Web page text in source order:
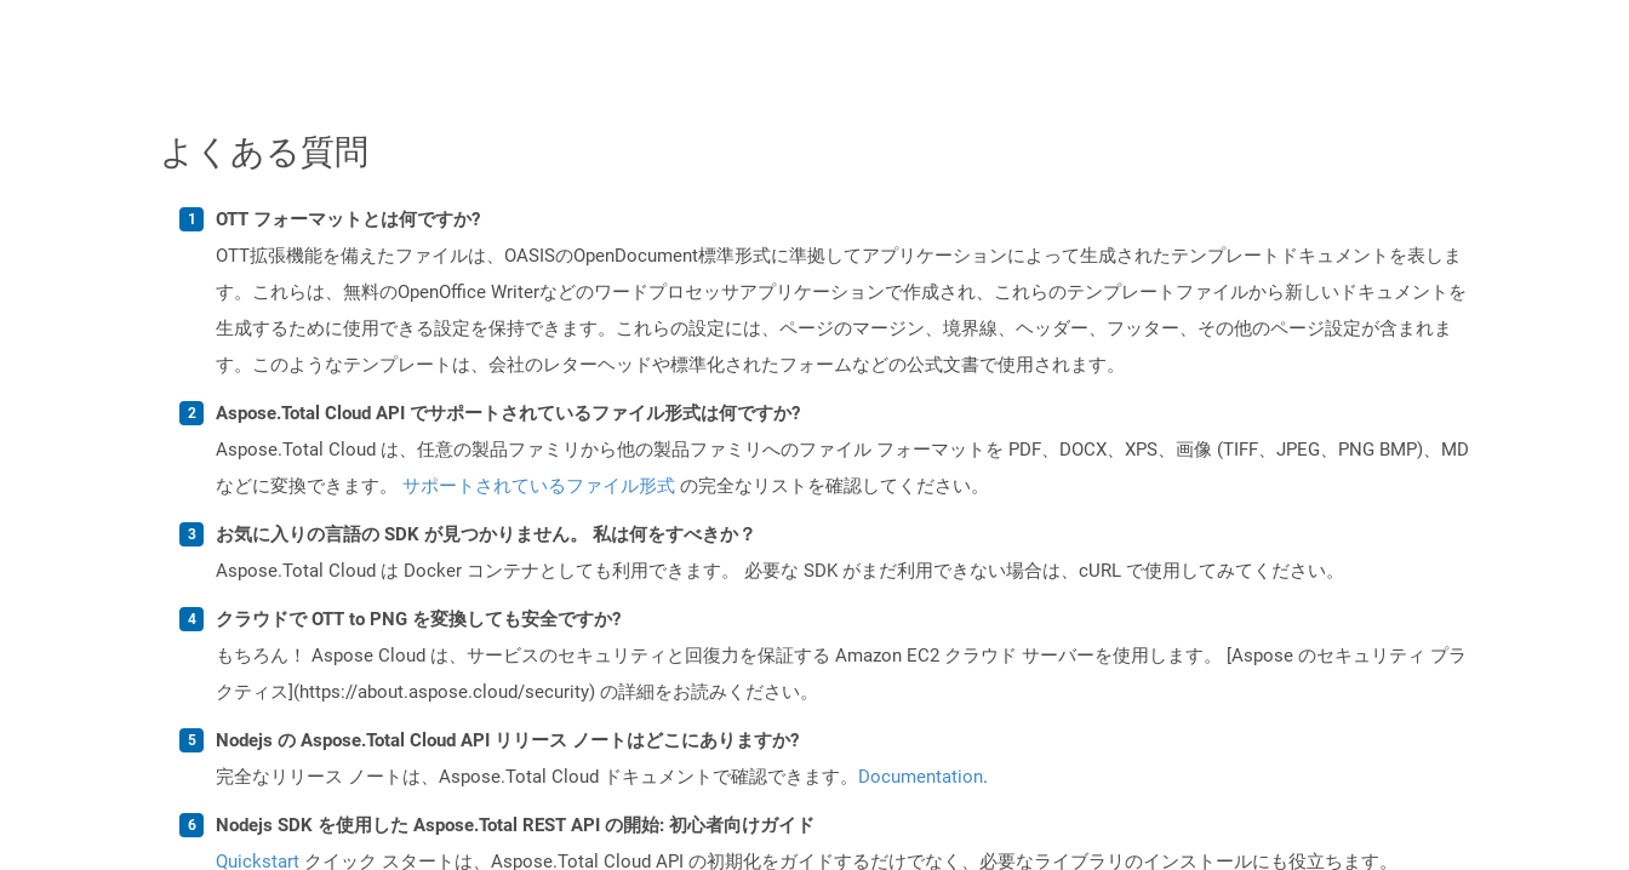
よくある質問
OTT フォーマットとは何ですか?
OTT拡張機能を備えたファイルは、OASISのOpenDocument標準形式に準拠してアプリケーションによって生成されたテンプレートドキュメントを表しま
す。これらは、無料のOpenOffice Writerなどのワードプロセッサアプリケーションで作成され、これらのテンプレートファイルから新しいドキュメントを
生成するために使用できる設定を保持できます。これらの設定には、ページのマージン、境界線、ヘッダー、フッター、その他のページ設定が含まれま
す。このようなテンプレートは、会社のレターヘッドや標準化されたフォームなどの公式文書で使用されます。
Aspose.Total Cloud API でサポートされているファイル形式は何ですか?
Aspose.Total Cloud は、任意の製品ファミリから他の製品ファミリへのファイル フォーマットを PDF、DOCX、XPS、画像 (TIFF、JPEG、PNG BMP)、MD
などに変換できます。 サポートされているファイル形式 の完全なリストを確認してください。
お気に入りの言語の SDK が見つかりません。 私は何をすべきか？
Aspose.Total Cloud は Docker コンテナとしても利用できます。 必要な SDK がまだ利用できない場合は、cURL で使用してみてください。
クラウドで OTT to PNG を変換しても安全ですか?
もちろん！ Aspose Cloud は、サービスのセキュリティと回復力を保証する Amazon EC2 クラウド サーバーを使用します。 [Aspose のセキュリティ プラ
クティス](https://about.aspose.cloud/security) の詳細をお読みください。
Nodejs の Aspose.Total Cloud API リリース ノートはどこにありますか?
完全なリリース ノートは、Aspose.Total Cloud ドキュメントで確認できます。 Documentation.
Nodejs SDK を使用した Aspose.Total REST API の開始: 初心者向けガイド
Quickstart クイック スタートは、Aspose.Total Cloud API の初期化をガイドするだけでなく、必要なライブラリのインストールにも役立ちます。